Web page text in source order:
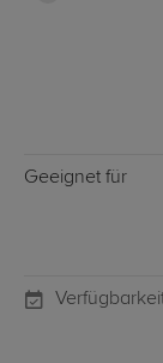
Geeignet für